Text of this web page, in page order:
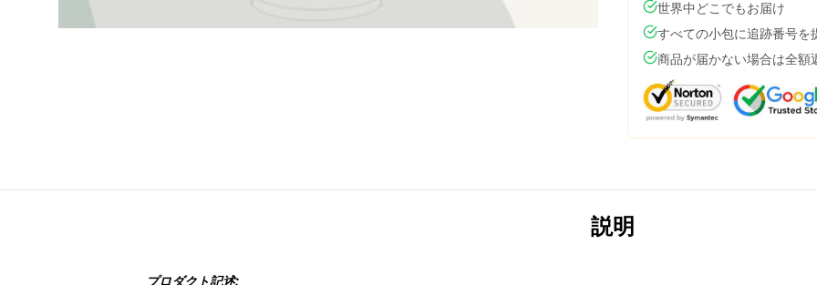
世界中どこでもお届け
すべての小包に追跡番号を
商品が届かない場合は全額
説明
プロダクト記述: